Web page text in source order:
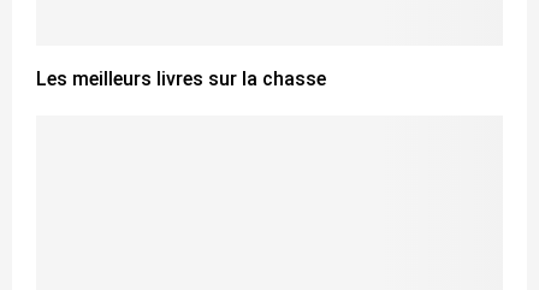
Les meilleurs livres sur la chasse